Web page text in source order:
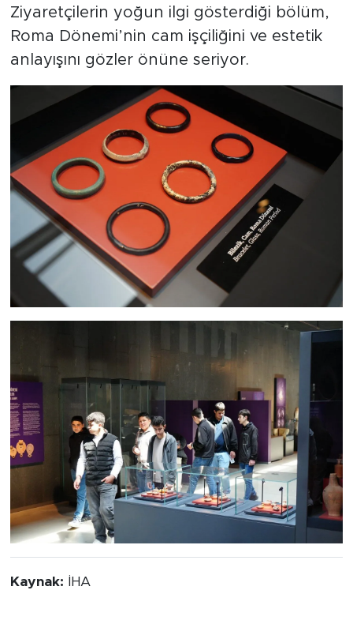
Ziyaretçilerin yoğun ilgi gösterdiği bölüm,
Roma Dönemi’nin cam işçiliğini ve estetik
anlayışını gözler önüne seriyor.
Kaynak: İHA